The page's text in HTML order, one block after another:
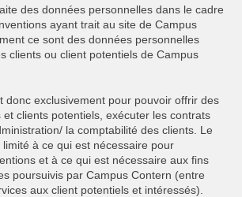
des données personnelles dans le cadre
ayant trait au site de Campus
ce sont des données personnelles
clients ou client potentiels de Campus
donc exclusivement pour pouvoir offrir des
et clients potentiels, exécuter les contrats
la comptabilité des clients. Le
à ce qui est nécessaire pour
et à ce qui est nécessaire aux fins
poursuivis par Campus Contern (entre
aux client potentiels et intéressés).